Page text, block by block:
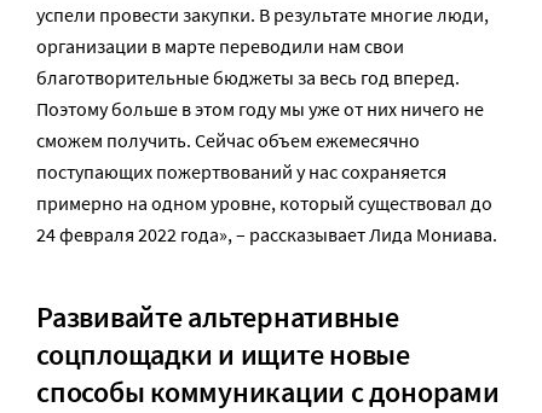
успели провести закупки. В результате многие люди,
организации в марте переводили нам свои
благотворительные бюджеты за весь год вперед.
Поэтому больше в этом году мы уже от них ничего не
сможем получить. Сейчас объем ежемесячно
поступающих пожертвований у нас сохраняется
примерно на одном уровне, который существовал до
24 февраля 2022 года», – рассказывает Лида Мониава.
Развивайте альтернативные
соцплощадки и ищите новые
способы коммуникации с донорами